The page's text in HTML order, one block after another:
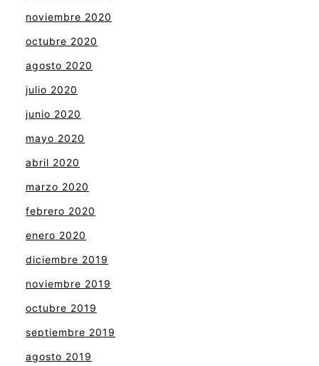
noviembre 2020
octubre 2020
agosto 2020
julio 2020
junio 2020
mayo 2020
abril 2020
marzo 2020
febrero 2020
enero 2020
diciembre 2019
noviembre 2019
octubre 2019
septiembre 2019
agosto 2019